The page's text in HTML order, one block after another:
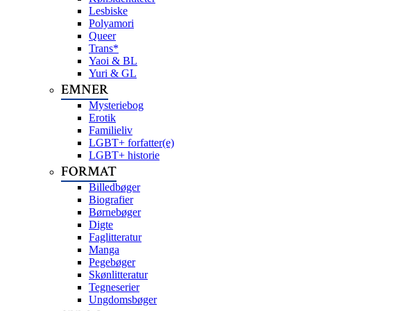
Lesbiske
Polyamori
Queer
Trans*
Yaoi & BL
Yuri & GL
EMNER
Mysteriebog
Erotik
Familieliv
LGBT+ forfatter(e)
LGBT+ historie
FORMAT
Billedbøger
Biografier
Børnebøger
Digte
Faglitteratur
Manga
Pegebøger
Skønlitteratur
Tegneserier
Ungdomsbøger